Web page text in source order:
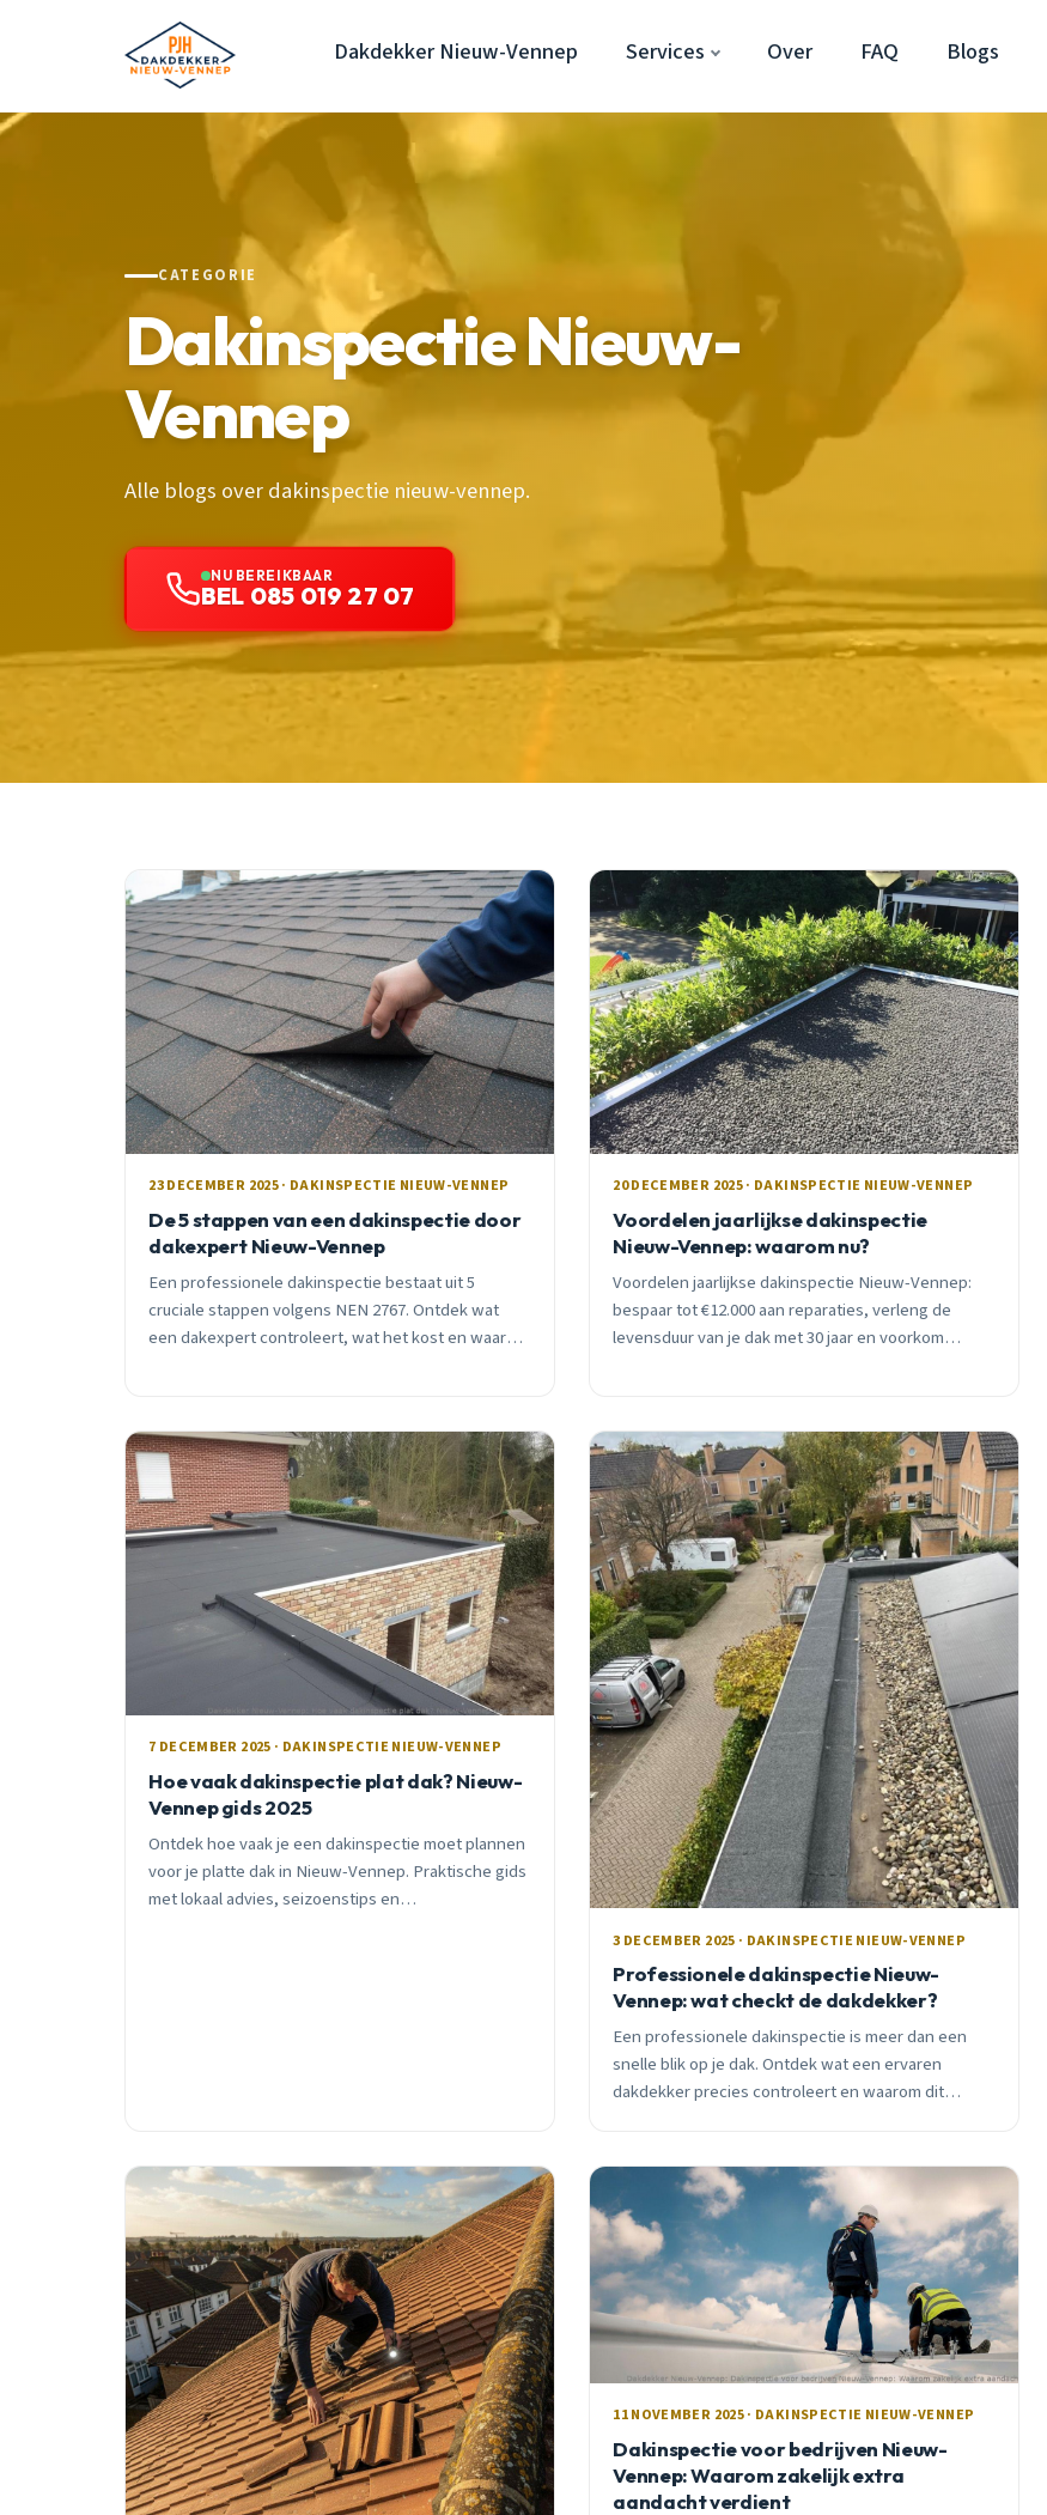
Dakdekker Nieuw-Vennep Services Over FAQ Blogs
CATEGORIE
Dakinspectie Nieuw-
Vennep
Alle blogs over dakinspectie nieuw-vennep.
NU BEREIKBAAR
BEL 085 019 27 07
23 DECEMBER 2025 · DAKINSPECTIE NIEUW-VENNEP
De 5 stappen van een dakinspectie door
dakexpert Nieuw-Vennep
Een professionele dakinspectie bestaat uit 5
cruciale stappen volgens NEN 2767. Ontdek wat
een dakexpert controleert, wat het kost en waarom
20 DECEMBER 2025 · DAKINSPECTIE NIEUW-VENNEP
Voordelen jaarlijkse dakinspectie
Nieuw-Vennep: waarom nu?
Voordelen jaarlijkse dakinspectie Nieuw-Vennep:
bespaar tot €12.000 aan reparaties, verleng de
levensduur van je dak met 30 jaar en voorkom
7 DECEMBER 2025 · DAKINSPECTIE NIEUW-VENNEP
Hoe vaak dakinspectie plat dak? Nieuw-
Vennep gids 2025
Ontdek hoe vaak je een dakinspectie moet plannen
voor je platte dak in Nieuw-Vennep. Praktische gids
met lokaal advies, seizoenstips en
3 DECEMBER 2025 · DAKINSPECTIE NIEUW-VENNEP
Professionele dakinspectie Nieuw-
Vennep: wat checkt de dakdekker?
Een professionele dakinspectie is meer dan een
snelle blik op je dak. Ontdek wat een ervaren
dakdekker precies controleert en waarom dit
11 NOVEMBER 2025 · DAKINSPECTIE NIEUW-VENNEP
Dakinspectie voor bedrijven Nieuw-
Vennep: Waarom zakelijk extra
aandacht verdient